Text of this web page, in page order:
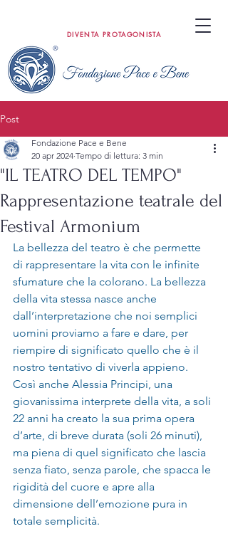
DIVENTA PROTAGONISTA
Post
"IL TEATRO DEL TEMPO"
Rappresentazione teatrale del
Festival Armonium
Fondazione Pace e Bene
20 apr 2024 Tempo di lettura: 3 min
La bellezza del teatro è che permette
di rappresentare la vita con le infinite
sfumature che la colorano. La bellezza
della vita stessa nasce anche
dall’interpretazione che noi semplici
uomini proviamo a fare e dare, per
riempire di significato quello che è il
nostro tentativo di viverla appieno.
Così anche Alessia Principi, una
giovanissima interprete della vita, a soli
22 anni ha creato la sua prima opera
d’arte, di breve durata (soli 26 minuti),
ma piena di quel significato che lascia
senza fiato, senza parole, che spacca le
rigidità del cuore e apre alla
dimensione dell’emozione pura in
totale semplicità.